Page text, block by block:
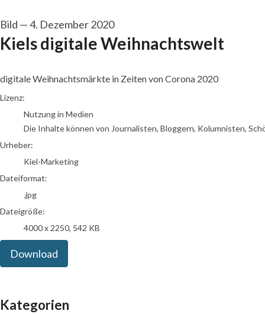
Bild —4. Dezember 2020
Kiels digitale Weihnachtswelt
digitale Weihnachtsmärkte in Zeiten von Corona 2020
Kiel-Marketing
Lizenz:
Nutzung in Medien
Die Inhalte können von Journalisten, Bloggern, Kolumnisten,
Urheber:
Kiel-Marketing
Dateiformat:
.jpg
Dateigröße:
4000 x 2250, 542 KB
Download
Kategorien